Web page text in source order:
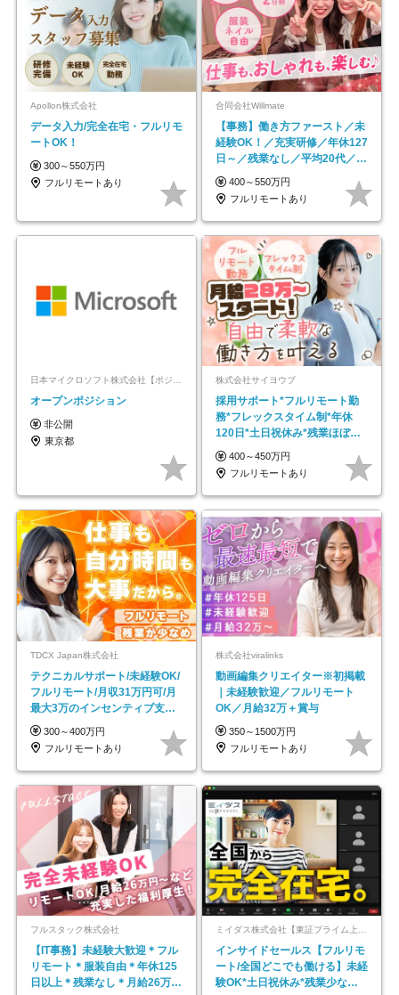
Apollon株式会社
データ入力/完全在宅・フルリモ
ートOK！
300～550万円
フルリモートあり
合同会社Willmate
【事務】働き方ファースト／未
経験OK！／充実研修／年休127
日～／残業なし／平均20代／リ
モートOK
400～550万円
フルリモートあり
日本マイクロソフト株式会社【ポジションマッチ登録】
オープンポジション
非公開
東京都
株式会社サイヨウブ
採用サポート*フルリモート勤
務*フレックスタイム制*年休
120日*土日祝休み*残業ほぼな
し*育児中社員8割以上
400～450万円
フルリモートあり
TDCX Japan株式会社
テクニカルサポート/未経験OK/
フルリモート/月収31万円可/月
最大3万のインセンティブ支給/
平均年齢33歳
300～400万円
フルリモートあり
株式会社viralinks
動画編集クリエイター※初掲載
｜未経験歓迎／フルリモート
OK／月給32万＋賞与
350～1500万円
フルリモートあり
フルスタック株式会社
【IT事務】未経験大歓迎＊フル
リモート＊服装自由＊年休125
日以上＊残業なし＊月給26万円
ミイダス株式会社【東証プライム上場パーソルグループ】
インサイドセールス【フルリモ
ート/全国どこでも働ける】未経
験OK*土日祝休み*残業少なめ*